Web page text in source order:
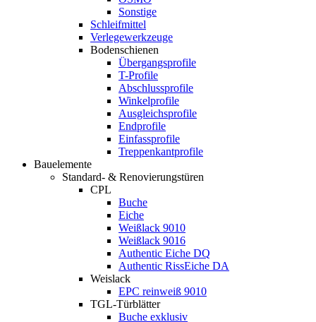
Sonstige
Schleifmittel
Verlegewerkzeuge
Bodenschienen
Übergangsprofile
T-Profile
Abschlussprofile
Winkelprofile
Ausgleichsprofile
Endprofile
Einfassprofile
Treppenkantprofile
Bauelemente
Standard- & Renovierungstüren
CPL
Buche
Eiche
Weißlack 9010
Weißlack 9016
Authentic Eiche DQ
Authentic RissEiche DA
Weislack
EPC reinweiß 9010
TGL-Türblätter
Buche exklusiv